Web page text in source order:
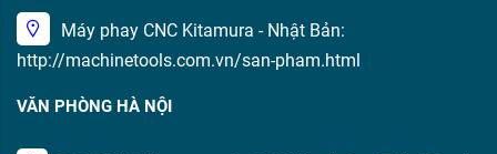
Máy phay CNC Kitamura - Nhật Bản:
http://machinetools.com.vn/san-pham.html
VĂN PHÒNG HÀ NỘI